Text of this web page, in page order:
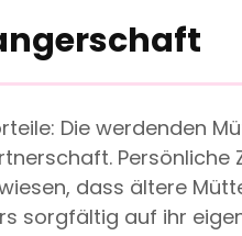
Die werdenden
dass ältere
sorgfältig auf ihr